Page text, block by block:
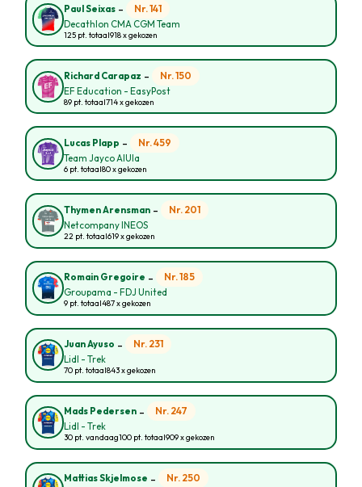
Paul Seixas - Nr. 141
Decathlon CMA CGM Team
125 pt. totaal918 x gekozen
Richard Carapaz - Nr. 150
EF Education - EasyPost
89 pt. totaal714 x gekozen
Lucas Plapp - Nr. 459
Team Jayco AlUla
6 pt. totaal80 x gekozen
Thymen Arensman - Nr. 201
Netcompany INEOS
22 pt. totaal619 x gekozen
Romain Gregoire - Nr. 185
Groupama - FDJ United
9 pt. totaal487 x gekozen
Juan Ayuso - Nr. 231
Lidl - Trek
70 pt. totaal843 x gekozen
Mads Pedersen - Nr. 247
Lidl - Trek
30 pt. vandaag100 pt. totaal909 x gekozen
Mattias Skjelmose - Nr. 250